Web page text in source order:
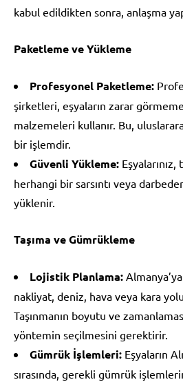
kabul edildikten sonra, anlaşma
Paketleme ve Yükleme
Profesyonel Paketleme:
şirketleri, eşyaların zarar
malzemeleri kullanır. Bu,
bir işlemdir.
Güvenli Yükleme: Eşyalarınız,
herhangi bir sarsıntı veya
yüklenir.
Taşıma ve Gümrükleme
Lojistik Planlama:
nakliyat, deniz, hava veya kara
Taşınmanın boyutu ve
yöntemin seçilmesini gerektirir.
Gümrük İşlemleri: Eşyaların
sırasında, gerekli gümrük